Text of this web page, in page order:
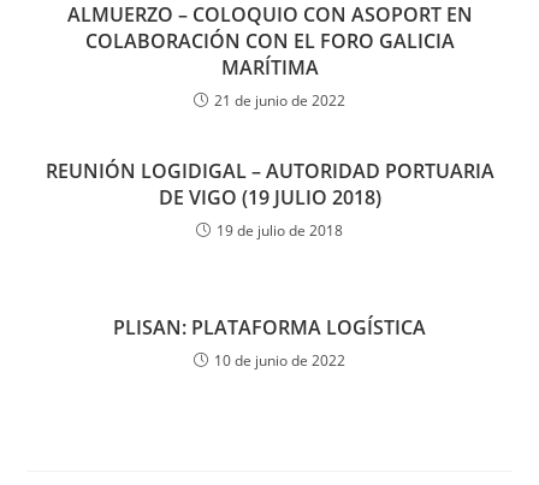
ALMUERZO – COLOQUIO CON ASOPORT EN
COLABORACIÓN CON EL FORO GALICIA
MARÍTIMA
21 de junio de 2022
REUNIÓN LOGIDIGAL – AUTORIDAD PORTUARIA
DE VIGO (19 JULIO 2018)
19 de julio de 2018
PLISAN: PLATAFORMA LOGÍSTICA
10 de junio de 2022